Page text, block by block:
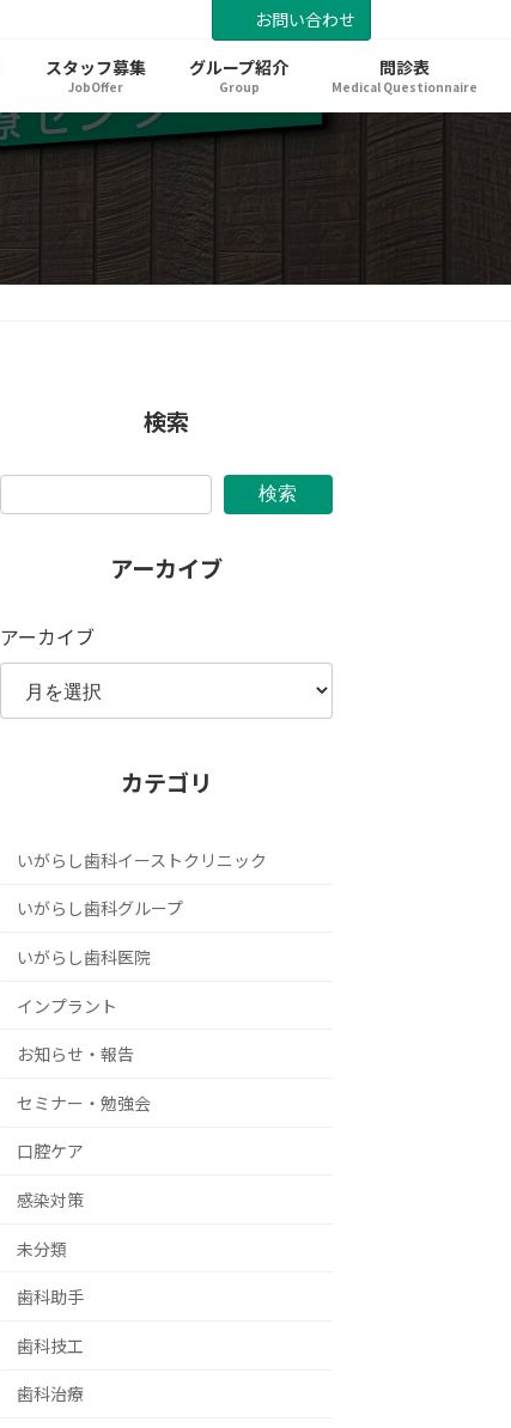
お問い合わせ
スタッフ募集
JobOffer
グループ紹介
Group
問診表
Medical Questionnaire
検索
検索
アーカイブ
アーカイブ
カテゴリ
いがらし歯科イーストクリニック
いがらし歯科グループ
いがらし歯科医院
インプラント
お知らせ・報告
セミナー・勉強会
口腔ケア
感染対策
未分類
歯科助手
歯科技工
歯科治療